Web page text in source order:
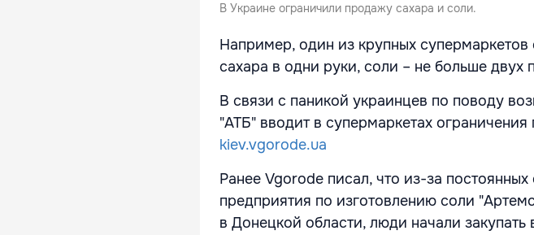
В Украине ограничили продажу сахара и соли.
Например, один из крупных
сахара в одни руки, соли – не больше двух
В связи с паникой украинцев по поводу
"АТБ" вводит в супермаркетах
kiev.vgorode.ua
Ранее Vgorode писал, что из-за
предприятия по изготовлению соли
в Донецкой области, люди начали